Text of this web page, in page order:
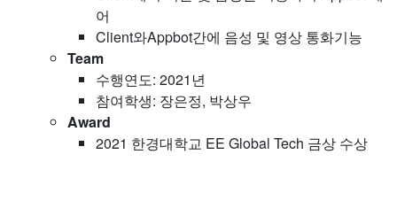
어
Client와Appbot간에 음성 및 영상 통화기능
Team
수행연도: 2021년
참여학생: 장은정, 박상우
Award
2021 한경대학교 EE Global Tech 금상 수상